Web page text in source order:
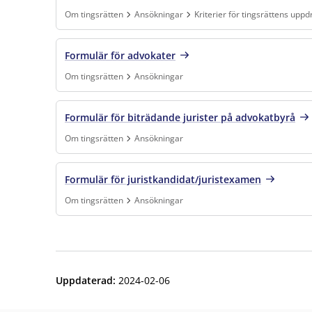
Om tingsrätten Ansökningar
Kriterier för tingsrättens
Finns under:Om tingsrätten, Ansökningar, Kriterier för
Formulär för advokater
Om tingsrätten
Ansökningar
Finns under:Om tingsrätten, Ansökningar.
Formulär för biträdande jurister på advokatbyrå
Om tingsrätten
Ansökningar
Finns under:Om tingsrätten, Ansökningar.
Formulär för juristkandidat/juristexamen
Om tingsrätten
Ansökningar
Finns under:Om tingsrätten, Ansökningar.
Uppdaterad: 2024-02-06